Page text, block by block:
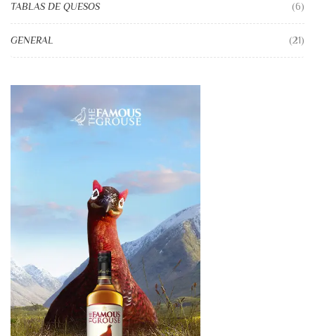
TABLAS DE QUESOS (6)
GENERAL (21)